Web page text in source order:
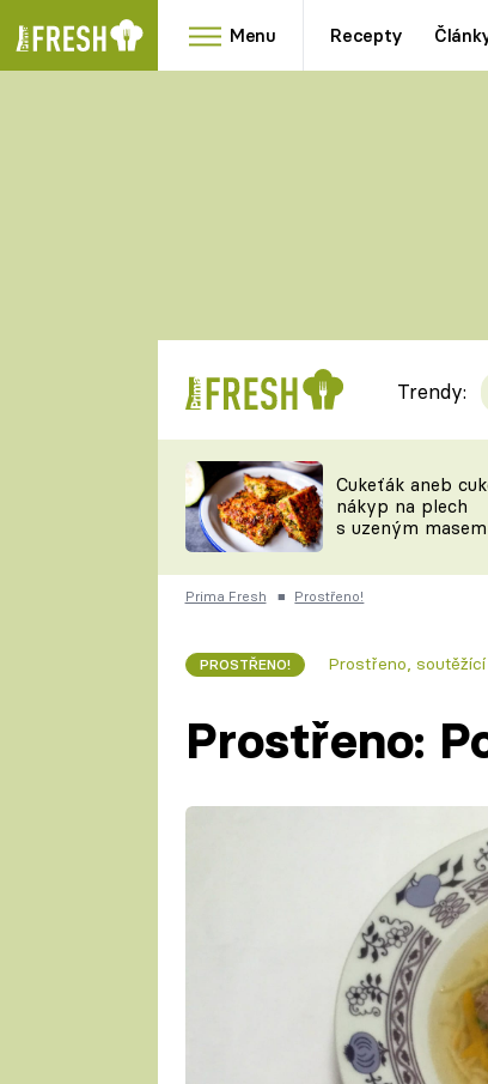
Menu Recepty
RYCHLOVKY
TEĎ VAŘÍ ŠÉF!
ČESKO NA
KUCHAŘKA
Trendy:
Cukeťák aneb
nákyp na plech
s uzeným
zpracovat
cukety
Prima Fresh ■ Prostřeno!
PROSTŘENO! Prostřeno, soutěžící
Prostřeno: